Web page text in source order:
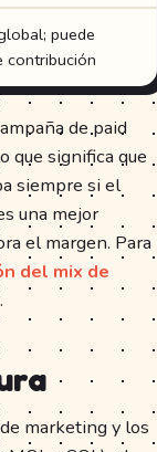
puede
contribución
de paid
que significa que
siempre si el
una mejor
el margen. Para
del mix de
marketing y los